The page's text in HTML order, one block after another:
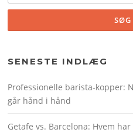
SENESTE INDLÆG
Professionelle barista-kopper:
går hånd i hånd
Getafe vs. Barcelona: Hvem